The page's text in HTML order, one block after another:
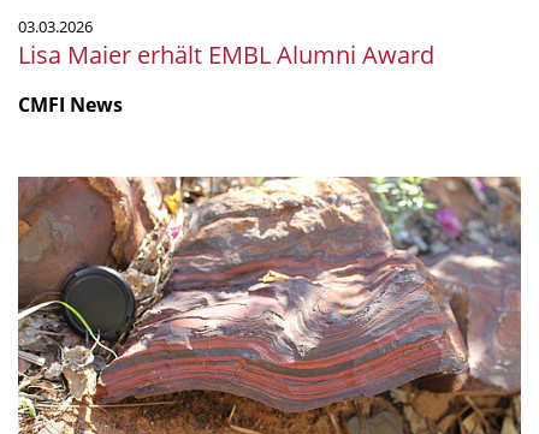
03.03.2026
Lisa Maier erhält EMBL Alumni Award
CMFI News
Wie
sich
vor
2,5
Milliarden
Jahren
Sauerstoff
in
der